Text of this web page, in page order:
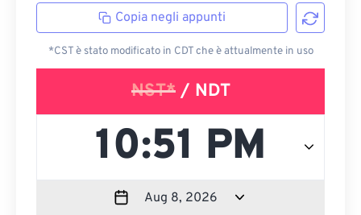
Copia negli appunti
*CST è stato modificato in CDT che è attualmente in uso
NST*/ NDT